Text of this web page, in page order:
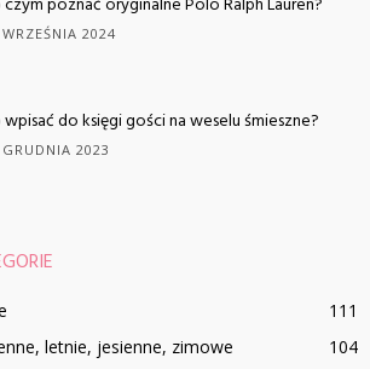
2024
wpisać do księgi gości na weselu śmieszne?
2023
111
letnie, jesienne, zimowe
104